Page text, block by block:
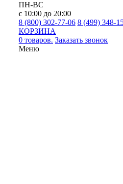
ПН-ВС
с 10:00 до 20:00
8 (800) 302-77-06 8 (499) 348-
КОРЗИНА
0 товаров. Заказать звонок
Меню